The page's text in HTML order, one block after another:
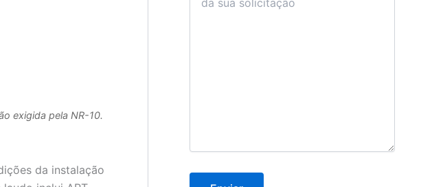
exigida pela NR-10.
da instalação